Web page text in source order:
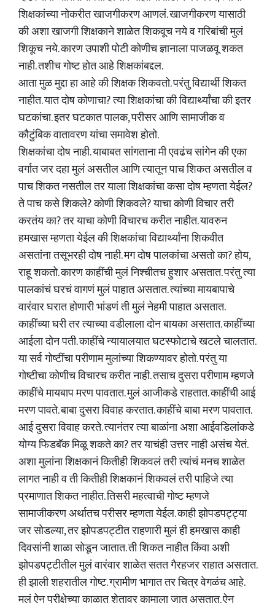
शिक्षकांच्या नोकरीत खाजगीकरण आणलं. खाजगीकरण यासाठी
की अशा खाजगी शिक्षकाने शाळेत शिकवूच नये व गरिबांची मुलं
शिकूच नये. कारण उपाशी पोटी कोणीच ज्ञानाला पाजळवू शकत
नाही. तशीच गोष्ट होत आहे शिक्षकांबद्दल.
आता मुळ मुद्दा हा आहे की शिक्षक शिकवतो. परंतु विद्यार्थी शिकत
नाहीत. यात दोष कोणाचा? त्या शिक्षकांचा की विद्यार्थ्यांचा की इतर
घटकांचा. इतर घटकात पालक, परीसर आणि सामाजीक व
कौटुंबिक वातावरण यांचा समावेश होतो.
शिक्षकांचा दोष नाही. याबाबत सांगताना मी एवढंच सांगेन की एका
वर्गात जर दहा मुलं असतील आणि त्यातून पाच शिकत असतील व
पाच शिकत नसतील तर याला शिक्षकांचा कसा दोष म्हणता येईल?
ते पाच कसे शिकले? कोणी शिकवले? याचा कोणी विचार तरी
करतंय का? तर याचा कोणी विचारच करीत नाहीत. यावरुन
हमखास म्हणता येईल की शिक्षकांचा विद्यार्थ्यांना शिकवीत
असतांना तसूभरही दोष नाही. मग दोष पालकांचा असतो का? होय,
राहू शकतो. कारण काहींची मुलं निश्चीतच हुशार असतात. परंतु त्या
पालकांचं घरचं वागणं मुलं पाहात असतात. त्यांच्या मायबापाचे
वारंवार घरात होणारी भांडणं ती मुलं नेहमी पाहात असतात.
काहींच्या घरी तर त्याच्या वडीलाला दोन बायका असतात. काहींच्या
आईला दोन पती. काहींचे न्यायालयात घटस्फोटाचे खटले चालतात.
या सर्व गोष्टींचा परीणाम मुलांच्या शिकण्यावर होतो. परंतु या
गोष्टीचा कोणीच विचारच करीत नाही. तसाच दुसरा परीणाम म्हणजे
काहींचे मायबाप मरण पावतात. मुलं आजीकडे राहतात. काहींची आई
मरण पावते. बाबा दुसरा विवाह करतात. काहींचे बाबा मरण पावतात.
आई दुसरा विवाह करते. त्यानंतर त्या बाळांना अशा आईवडिलांकडे
योग्य फिडबॅक मिळू शकते का? तर याचंही उत्तर नाही असंच येतं.
अशा मुलांना शिक्षकानं कितीही शिकवलं तरी त्यांचं मनच शाळेत
लागत नाही व ती कितीही शिक्षकानं शिकवलं तरी पाहिजे त्या
प्रमाणात शिकत नाहीत. तिसरी महत्वाची गोष्ट म्हणजे
सामाजीकरण अर्थातच परीसर म्हणता येईल. काही झोपडपट्ट्या
जर सोडल्या, तर झोपडपट्टीत राहणारी मुलं ही हमखास काही
दिवसांनी शाळा सोडून जातात. ती शिकत नाहीत किंवा अशी
झोपडपट्टीतील मुलं वारंवार शाळेत सतत गैरहजर राहात असतात.
ही झाली शहरातील गोष्ट. ग्रामीण भागात तर चित्र वेगळंच आहे.